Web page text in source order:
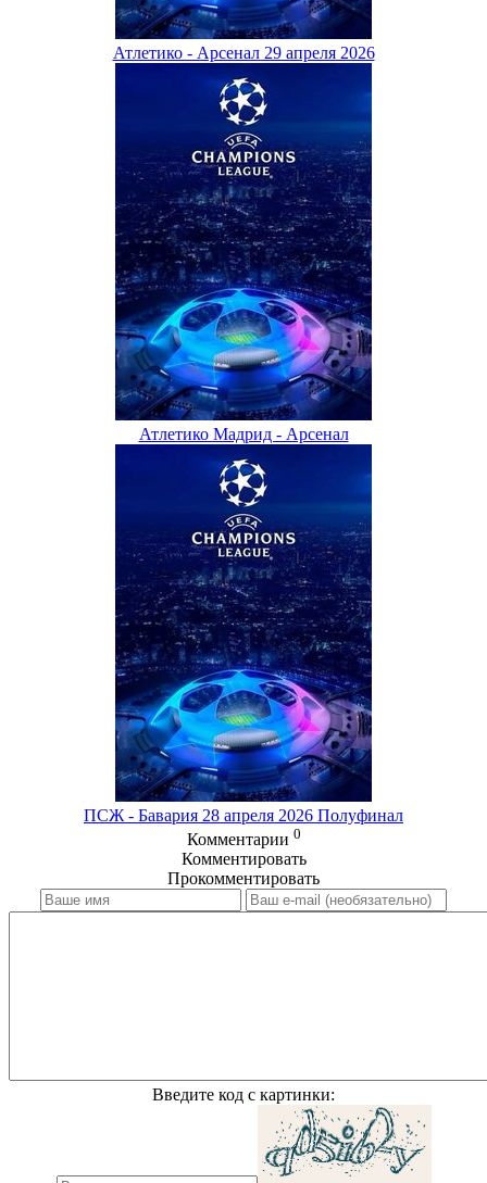
Атлетико - Арсенал 29 апреля 2026
Атлетико Мадрид - Арсенал
ПСЖ - Бавария 28 апреля 2026 Полуфинал
Комментарии 0
Комментировать
Прокомментировать
Введите код с картинки: